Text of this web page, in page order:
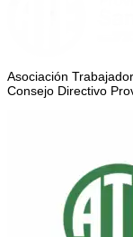
Asociación
Consejo Directivo